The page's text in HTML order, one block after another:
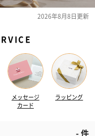
2026年8月8日更新
メッセージ
カード
ラッピング
-件